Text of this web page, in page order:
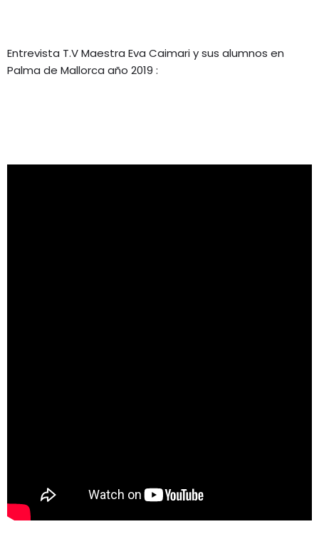
Entrevista T.V Maestra Eva Caimari y sus alumnos en
Palma de Mallorca año 2019 :